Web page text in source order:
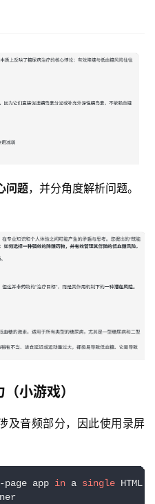
问题，并分角度解析问题。
小游戏）
及音频部分，因此使用录屏
-page app in a single